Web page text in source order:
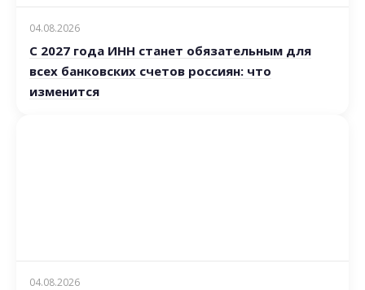
04.08.2026
С 2027 года ИНН станет обязательным для
всех банковских счетов россиян: что
изменится
04.08.2026